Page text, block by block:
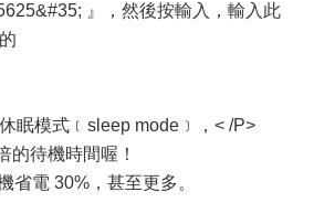
』，然後按輸入，輸入此
眠模式﹝sleep mode﹞，< /P>
的待機時間喔！
省電 30%，甚至更多。